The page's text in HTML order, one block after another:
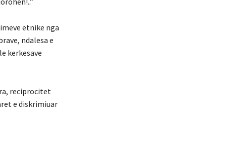
etnike nga
ndalesa e
kerkesave
reciprocitet
e diskrimiuar